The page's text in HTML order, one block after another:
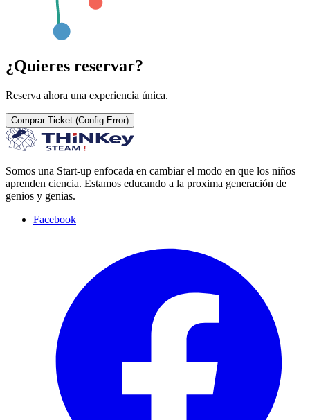
¿Quieres reservar?
Reserva ahora una experiencia única.
Comprar Ticket (Config Error)
Somos una Start-up enfocada en cambiar el modo en que los niños
aprenden ciencia. Estamos educando a la proxima generación de
genios y genias.
Facebook